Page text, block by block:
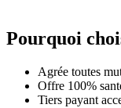
+
Pourquoi
Agrée toutes
Offre 100%
Tiers payant